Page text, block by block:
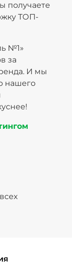
получаете
ТОП-
№1»
за
И мы
нашего